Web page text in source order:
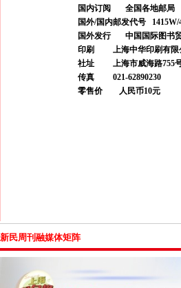
国内订阅 全国各地邮局
国外/国内邮发代号 1415W/
国外发行 中国国际图书贸
印刷 上海中华印刷有限
社址 上海市威海路755号
传真 021-62890230
零售价 人民币10元
新民周刊融媒体矩阵